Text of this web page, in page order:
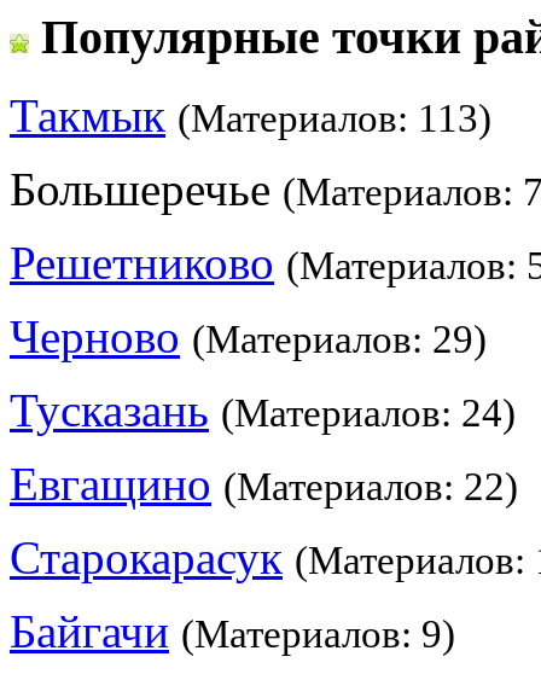
Популярные точки
Такмык (Материалов: 113)
Большеречье (Материалов:
Решетниково (Материалов:
Черново (Материалов: 29)
Тусказань (Материалов: 24)
Евгащино (Материалов: 22)
Старокарасук (Материалов:
Байгачи (Материалов: 9)